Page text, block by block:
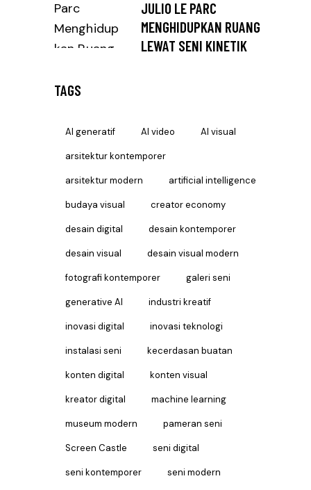
JULIO LE PARC
MENGHIDUPKAN RUANG
LEWAT SENI KINETIK
TAGS
AI generatif AI video AI visual
arsitektur kontemporer
arsitektur modern artificial intelligence
budaya visual creator economy
desain digital desain kontemporer
desain visual desain visual modern
fotografi kontemporer galeri seni
generative AI industri kreatif
inovasi digital inovasi teknologi
instalasi seni kecerdasan buatan
konten digital konten visual
kreator digital machine learning
museum modern pameran seni
Screen Castle seni digital
seni kontemporer seni modern